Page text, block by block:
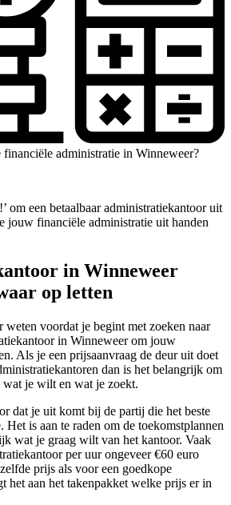
administratie in Winneweer?
om een betaalbaar administratiekantoor uit
jouw financiële administratie uit handen
in Winneweer
op letten
weten voordat je begint met zoeken naar
in Winneweer om jouw
Als je een prijsaanvraag de deur uit doet
dan is het belangrijk om
je wilt en wat je zoekt.
dat je uit komt bij de partij die het beste
is aan te raden om de toekomstplannen
wat je graag wilt van het kantoor. Vaak
per uur ongeveer €60 euro
prijs als voor een goedkope
het aan het takenpakket welke prijs er in